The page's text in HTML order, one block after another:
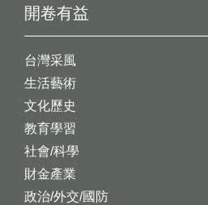
開卷有益
台灣采風
生活藝術
文化歷史
教育學習
社會/科學
財金產業
政治/外交/國防